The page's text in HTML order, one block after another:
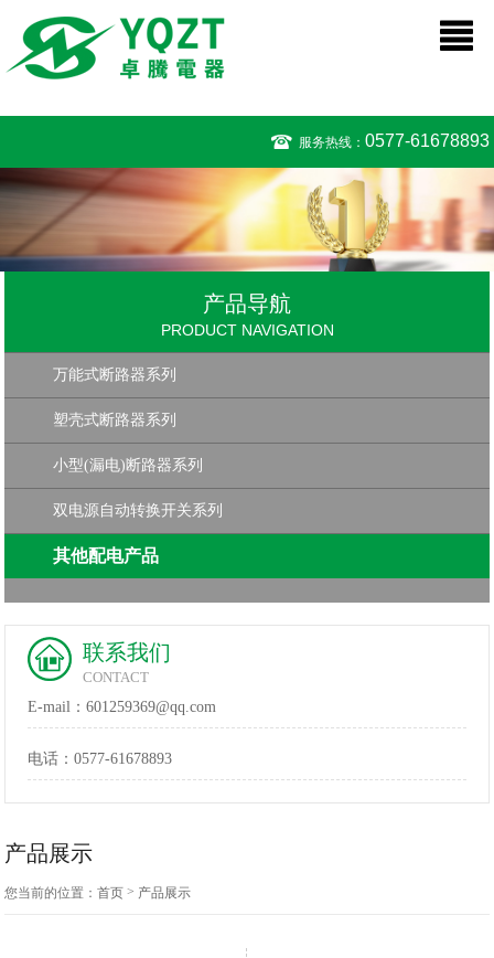
服务热线： 0577-61678893
产品导航
PRODUCT NAVIGATION
万能式断路器系列
塑壳式断路器系列
小型(漏电)断路器系列
双电源自动转换开关系列
其他配电产品
联系我们
CONTACT
E-mail：601259369@qq.com
电话：0577-61678893
产品展示
您当前的位置：首页 > 产品展示